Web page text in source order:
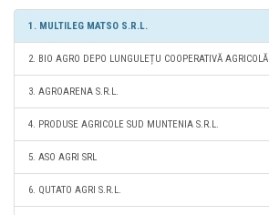
1. MULTILEG MATSO S.R.L.
2. BIO AGRO DEPO LUNGULEȚU COOPERATIVĂ AGRICOLĂ
3. AGROARENA S.R.L.
4. PRODUSE AGRICOLE SUD MUNTENIA S.R.L.
5. ASO AGRI SRL
6. QUTATO AGRI S.R.L.